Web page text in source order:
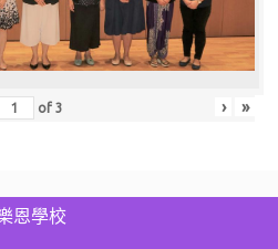
of3 › »
恩學校